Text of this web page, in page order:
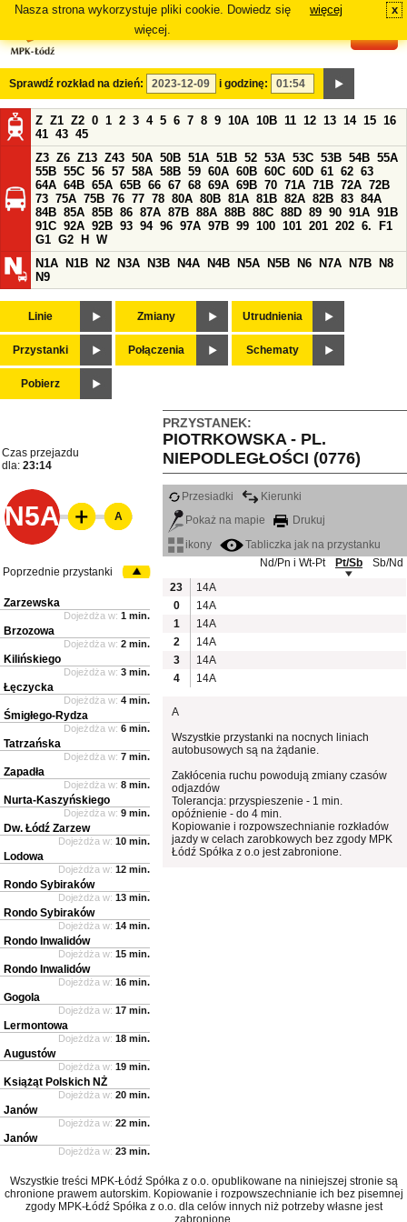
Nasza strona wykorzystuje pliki cookie. Dowiedz się
więcej.
więcej x
Sprawdź rozkład na dzień: i godzinę:
Z Z1 Z2 0 1 2 3 4 5 6 7 8 9 10A 10B 11 12 13 14 15 16
41 43 45
Z3 Z6 Z13 Z43 50A 50B 51A 51B 52 53A 53C 53B 54B 55A
55B 55C 56 57 58A 58B 59 60A 60B 60C 60D 61 62 63
64A 64B 65A 65B 66 67 68 69A 69B 70 71A 71B 72A 72B
73 75A 75B 76 77 78 80A 80B 81A 81B 82A 82B 83 84A
84B 85A 85B 86 87A 87B 88A 88B 88C 88D 89 90 91A 91B
91C 92A 92B 93 94 96 97A 97B 99 100 101 201 202 6.
F1
G1 G2 H
W
N1A
N1B N2 N3A N3B N4A N4B N5A N5B N6 N7A N7B
N8
N9
Linie Zmiany Utrudnienia
Przystanki Połączenia Schematy
Pobierz
PRZYSTANEK:
PIOTRKOWSKA - PL.
NIEPODLEGŁOŚCI (0776)
Czas przejazdu
dla: 23:14
N5A
Przesiadki
Kierunki
Pokaż na mapie
Drukuj
ikony
Tabliczka jak na przystanku
Nd/Pn i Wt-Pt
Pt/Sb
Sb/Nd
23
14A
0
14A
1
14A
2
14A
3
14A
4
14A
A
Wszystkie przystanki na nocnych liniach
autobusowych są na żądanie.
Zakłócenia ruchu powodują zmiany czasów
odjazdów
Tolerancja: przyspieszenie - 1 min.
opóźnienie - do 4 min.
Kopiowanie i rozpowszechnianie rozkładów
jazdy w celach zarobkowych bez zgody MPK
Łódź Spółka z o.o jest zabronione.
A
Poprzednie przystanki
Zarzewska
Dojeżdża w: 1 min.
Brzozowa
Dojeżdża w: 2 min.
Kilińskiego
Dojeżdża w: 3 min.
Łęczycka
Dojeżdża w: 4 min.
Śmigłego-Rydza
Dojeżdża w: 6 min.
Tatrzańska
Dojeżdża w: 7 min.
Zapadła
Dojeżdża w: 8 min.
Nurta-Kaszyńskiego
Dojeżdża w: 9 min.
Dw. Łódź Zarzew
Dojeżdża w: 10 min.
Lodowa
Dojeżdża w: 12 min.
Rondo Sybiraków
Dojeżdża w: 13 min.
Rondo Sybiraków
Dojeżdża w: 14 min.
Rondo Inwalidów
Dojeżdża w: 15 min.
Rondo Inwalidów
Dojeżdża w: 16 min.
Gogola
Dojeżdża w: 17 min.
Lermontowa
Dojeżdża w: 18 min.
Augustów
Dojeżdża w: 19 min.
Książąt Polskich NŻ
Dojeżdża w: 20 min.
Janów
Dojeżdża w: 22 min.
Janów
Dojeżdża w: 23 min.
Wszystkie treści MPK-Łódź Spółka z o.o. opublikowane na niniejszej stronie są
chronione prawem autorskim. Kopiowanie i rozpowszechnianie ich bez pisemnej
zgody MPK-Łódź Spółka z o.o. dla celów innych niż potrzeby własne jest
zabronione.